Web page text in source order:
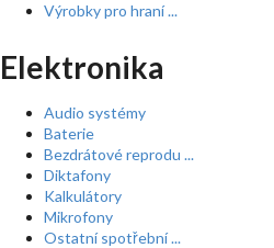
Výrobky pro hraní ...
Elektronika
Audio systémy
Baterie
Bezdrátové reprodu ...
Diktafony
Kalkulátory
Mikrofony
Ostatní spotřební ...